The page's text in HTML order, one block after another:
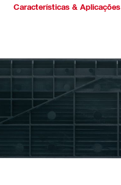
Características & Aplicações